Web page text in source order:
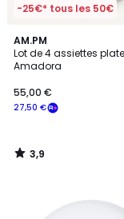
-25€* tous les 50€
AM.PM
Lot de 4 assiettes
Amadora
27,50 €
55,00 €
3,9
/ 5
3,9
/